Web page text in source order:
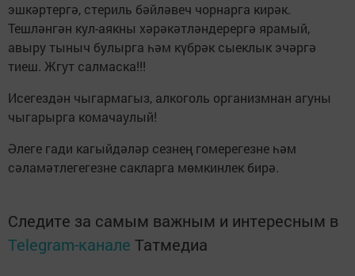
эшкәртергә, стериль бәйләвеч чорнарга кирәк.
Тешләнгән кул-аякны хәрәкәтләндерергә ярамый,
авыру тыныч булырга һәм күбрәк сыеклык эчәргә
тиеш. Жгут салмаска!!!
Исегездән чыгармагыз, алкоголь организмнан агуны
чыгарырга комачаулый!
Әлеге гади кагыйдәләр сезнең гомерегезне һәм
сәламәтлегегезне сакларга мөмкинлек бирә.
Следите за самым важным и интересным в
Telegram-канале Татмедиа